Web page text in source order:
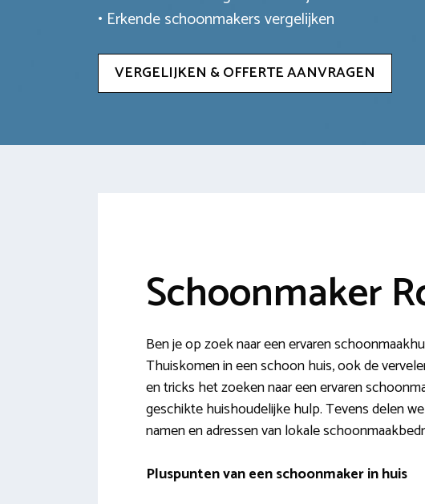
• Erkende schoonmakers vergelijken
VERGELIJKEN & OFFERTE AANVRAGEN
Schoonmaker
Ben je op zoek naar een ervaren
Thuiskomen in een schoon huis, ook de
en tricks het zoeken naar een ervaren
geschikte huishoudelijke hulp. Tevens delen
namen en adressen van lokale
Pluspunten van een schoonmaker in huis